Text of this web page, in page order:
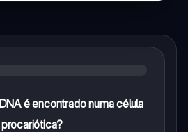
é encontrado numa célula
procariótica?